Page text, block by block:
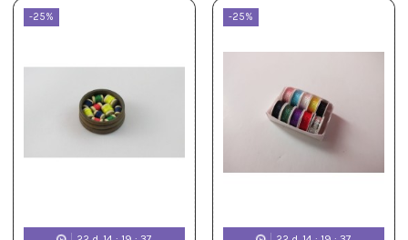
-25% -25%